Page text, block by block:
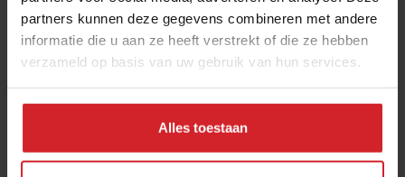
partners kunnen deze gegevens combineren met andere
informatie die u aan ze heeft verstrekt of die ze hebben
verzameld op basis van uw gebruik van hun services.
Alles toestaan